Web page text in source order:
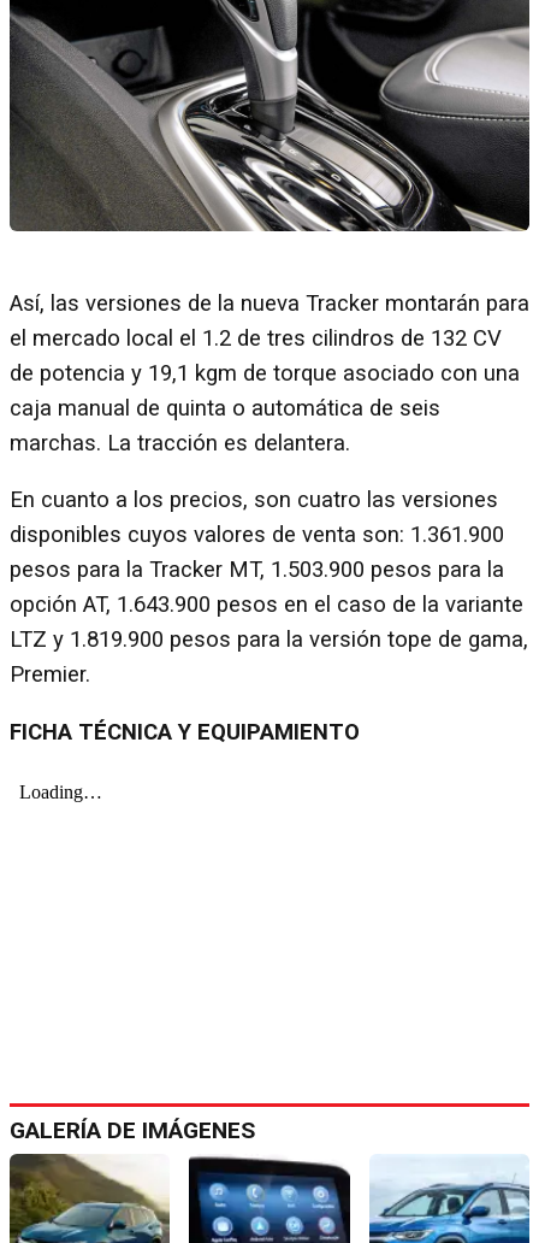
Así, las versiones de la nueva Tracker montarán para
el mercado local el 1.2 de tres cilindros de 132 CV
de potencia y 19,1 kgm de torque asociado con una
caja manual de quinta o automática de seis
marchas. La tracción es delantera.
En cuanto a los precios, son cuatro las versiones
disponibles cuyos valores de venta son: 1.361.900
pesos para la Tracker MT, 1.503.900 pesos para la
opción AT, 1.643.900 pesos en el caso de la variante
LTZ y 1.819.900 pesos para la versión tope de gama,
Premier.
FICHA TÉCNICA Y EQUIPAMIENTO
GALERÍA DE IMÁGENES